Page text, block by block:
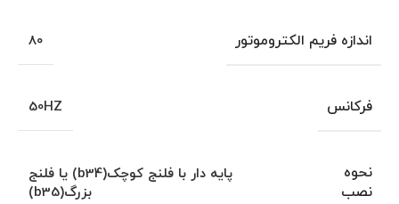
اندازه فریم الکتروموتور 80
فرکانس 50HZ
نحوه
نصب
پایه دار با فلنج کوچک(b34) یا فلنج
بزرگ(b35)